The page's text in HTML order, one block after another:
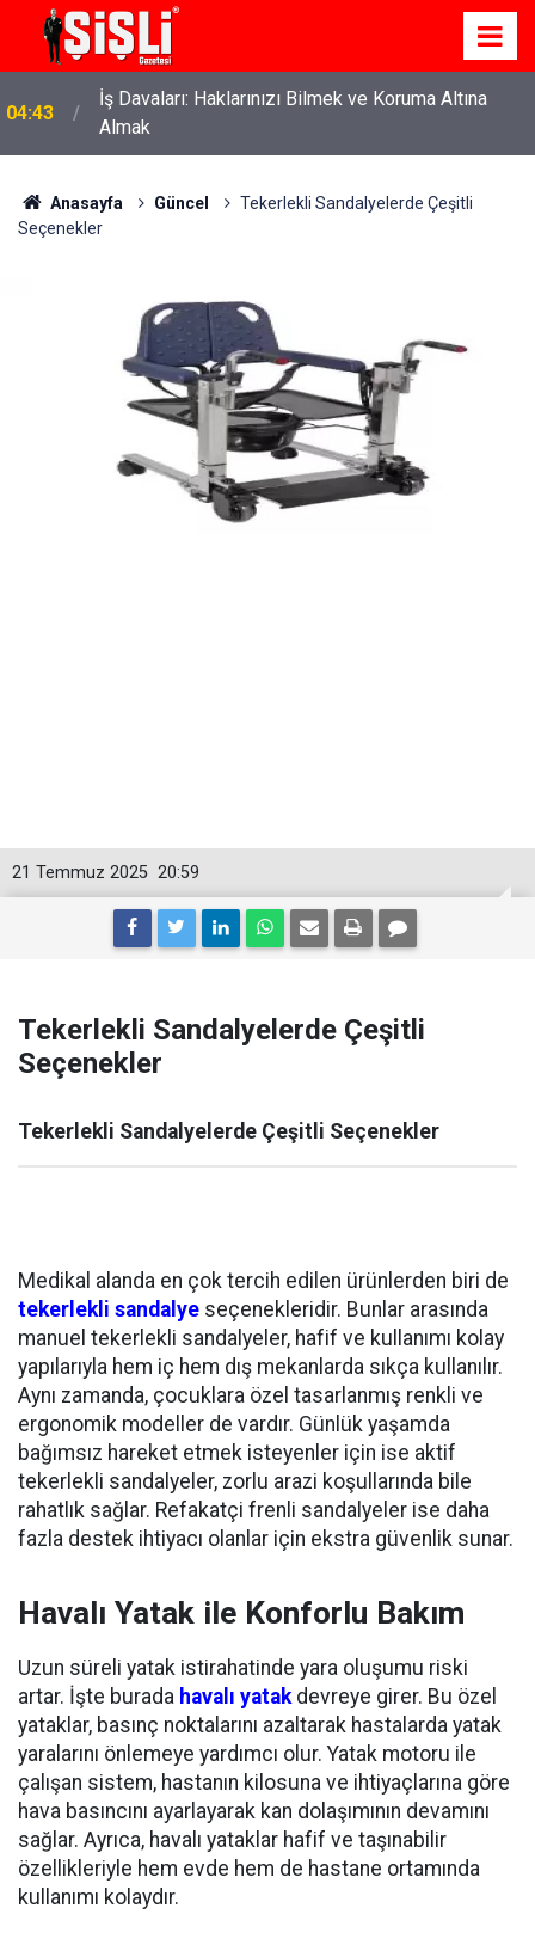
04:43
İş Davaları: Haklarınızı Bilmek ve Koruma Altına
Almak
Anasayfa Güncel
Tekerlekli Sandalyelerde Çeşitli
Seçenekler
20:59
21 Temmuz 2025
Tekerlekli Sandalyelerde Çeşitli
Seçenekler
Tekerlekli Sandalyelerde Çeşitli Seçenekler
Medikal alanda en çok tercih edilen ürünlerden biri de
tekerlekli sandalye seçenekleridir. Bunlar arasında
manuel tekerlekli sandalyeler, hafif ve kullanımı kolay
yapılarıyla hem iç hem dış mekanlarda sıkça kullanılır.
Aynı zamanda, çocuklara özel tasarlanmış renkli ve
ergonomik modeller de vardır. Günlük yaşamda
bağımsız hareket etmek isteyenler için ise aktif
tekerlekli sandalyeler, zorlu arazi koşullarında bile
rahatlık sağlar. Refakatçi frenli sandalyeler ise daha
fazla destek ihtiyacı olanlar için ekstra güvenlik sunar.
Havalı Yatak ile Konforlu Bakım
Uzun süreli yatak istirahatinde yara oluşumu riski
artar. İşte burada havalı yatakdevreye girer. Bu özel
yataklar, basınç noktalarını azaltarak hastalarda yatak
yaralarını önlemeye yardımcı olur. Yatak motoru ile
çalışan sistem, hastanın kilosuna ve ihtiyaçlarına göre
hava basıncını ayarlayarak kan dolaşımının devamını
sağlar. Ayrıca, havalı yataklar hafif ve taşınabilir
özellikleriyle hem evde hem de hastane ortamında
kullanımı kolaydır.